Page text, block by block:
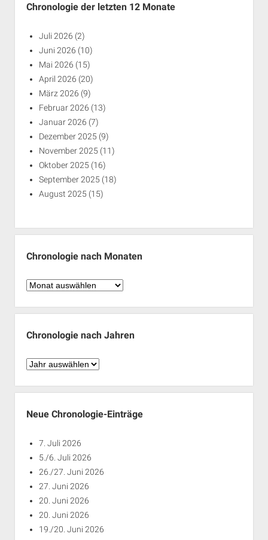
Chronologie der letzten 12 Monate
Juli 2026 (2)
Juni 2026 (10)
Mai 2026 (15)
April 2026 (20)
März 2026 (9)
Februar 2026 (13)
Januar 2026 (7)
Dezember 2025 (9)
November 2025 (11)
Oktober 2025 (16)
September 2025 (18)
August 2025 (15)
Chronologie nach Monaten
Chronologie
Monaten
Chronologie nach Jahren
Chronologie
Jahren
Neue Chronologie-Einträge
7. Juli 2026
5./6. Juli 2026
26./27. Juni 2026
27. Juni 2026
20. Juni 2026
20. Juni 2026
19./20. Juni 2026